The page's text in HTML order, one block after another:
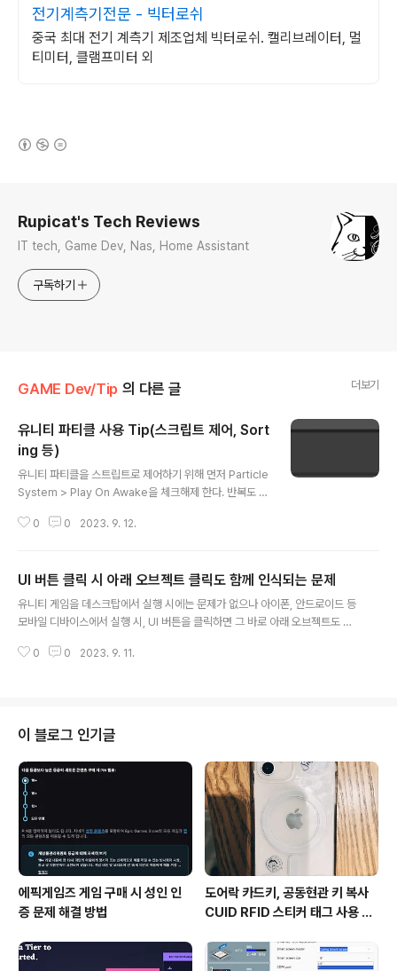
전기계측기전문 - 빅터로쉬
중국 최대 전기 계측기 제조업체 빅터로쉬. 캘리브레이터, 멀
티미터, 클램프미터 외
Rupicat's Tech Reviews
IT tech, Game Dev, Nas, Home Assistant
구독하기
GAME Dev/Tip 의 다른 글 더보기
유니티 파티클 사용 Tip(스크립트 제어, Sort
ing 등)
유니티 파티클을 스트립트로 제어하기 위해 먼저 Particle
System > Play On Awake을 체크해제 한다. 반복도 꺼
스크립트 변수와 연결해준다. public ParticleSystem p
ing Layer ID Renderer - Order in Layer을 수정해
주면 된다.
0 0 2023. 9. 12.
UI 버튼 클릭 시 아래 오브젝트 클릭도 함께 인식되는 문제
유니티 게임을 데스크탑에서 실행 시에는 문제가 없으나 아이폰, 안드로이드 등
모바일 디바이스에서 실행 시, UI 버튼을 클릭하면 그 바로 아래 오브젝트도 함
current.IsPointerOverGameObject() && Input.GetButtonUp(Cons
사용하는 Input.GetButtonUp을 제거하고 if (Input.GetMouseButtonD
0 0 2023. 9. 11.
이 블로그 인기글
에픽게임즈 게임 구매 시 성인 인
증 문제 해결 방법
도어락 카드키, 공동현관 키 복사
CUID RFID 스티커 태그 사용 방